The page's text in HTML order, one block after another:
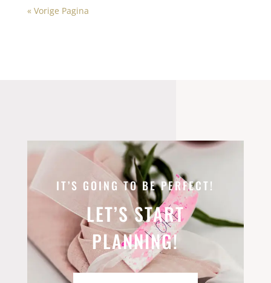
« Vorige Pagina
IT’S GOING TO BE PERFECT!
LET’S START
PLANNING!